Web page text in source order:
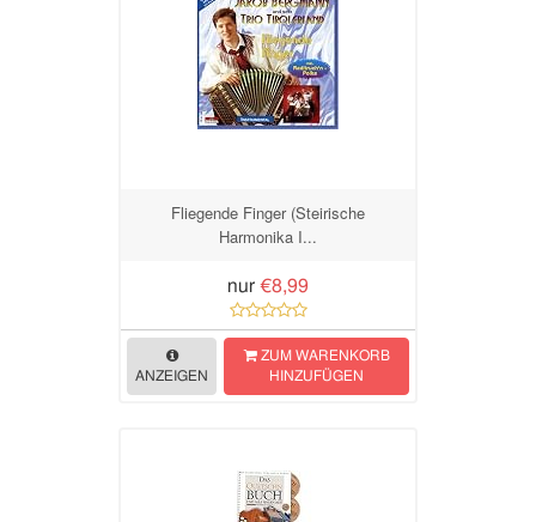
Fliegende Finger (Steirische
Harmonika I...
nur €8,99
ANZEIGEN
ZUM WARENKORB
HINZUFÜGEN